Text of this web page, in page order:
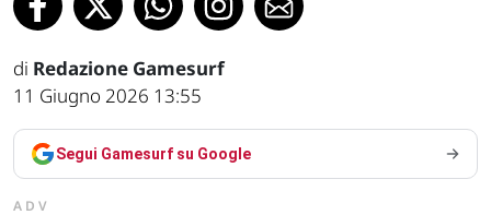
di Redazione Gamesurf
11 Giugno 2026 13:55
Segui Gamesurf su Google
ADV